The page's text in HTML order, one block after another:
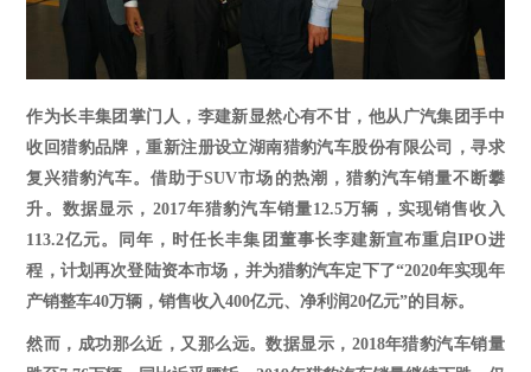
作为长丰集团掌门人，李建新显然心有不甘，他从广汽集团手中
收回猎豹品牌，重新注册设立湖南猎豹汽车股份有限公司，寻求
复兴猎豹汽车。借助于SUV市场的热潮，猎豹汽车销量不断攀
升。数据显示，2017年猎豹汽车销量12.5万辆，实现销售收入
113.2亿元。同年，时任长丰集团董事长李建新宣布重启IPO进
程，计划再次登陆资本市场，并为猎豹汽车定下了“2020年实现年
产销整车40万辆，销售收入400亿元、净利润20亿元”的目标。
然而，成功那么近，又那么远。数据显示， 2018年猎豹汽车销量